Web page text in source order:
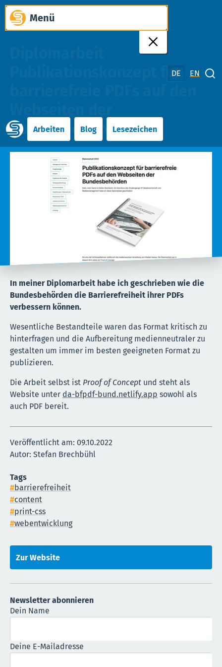
Zum
Inhalt
springen
Menü
Arbeiten Blog Lesezeichen
DE EN
Publikationskonzept für
Bundesbehörden
In meiner Diplomarbeit habe ich geschrieben wie die
Bundesbehörden die Barrierefreiheit ihrer PDFs
verbessern können.
Wesentliche Bestandteile waren das Format kritisch zu
hinterfragen und die Aufbereitung medienneutraler zu
gestalten um immer im besten geeigneten Format zu
publizieren.
Die Arbeit selbst ist Proof of Concept und steht als
Website unter da-bfpdf-bund.netlify.app sowohl als
auch PDF bereit.
Veröffentlicht am: 09.10.2022
Autor: Stefan Brechbühl
Tags
barrierefreiheit
content
print-css
webentwicklung
Zur Website
Newsletter abonnieren
Dein Name
Deine E-Mailadresse